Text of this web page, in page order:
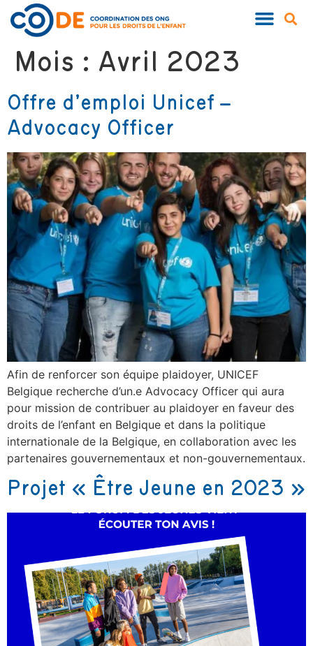
Mois : Avril 2023
Offre d’emploi Unicef –
Advocacy Officer
Afin de renforcer son équipe plaidoyer, UNICEF
Belgique recherche d’un.e Advocacy Officer qui aura
pour mission de contribuer au plaidoyer en faveur des
droits de l’enfant en Belgique et dans la politique
internationale de la Belgique, en collaboration avec les
partenaires gouvernementaux et non-gouvernementaux.
Projet « Être Jeune en 2023 »